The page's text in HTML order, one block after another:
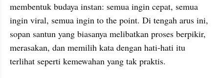
membentuk budaya instan: semua ingin cepat, semua
ingin viral, semua ingin to the point. Di tengah arus ini,
sopan santun yang biasanya melibatkan proses berpikir,
merasakan, dan memilih kata dengan hati-hati itu
terlihat seperti kemewahan yang tak praktis.